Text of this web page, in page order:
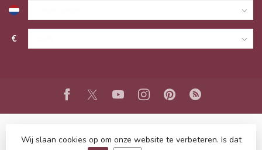
€
© Copyright 2026 www.lieffeling.nl- Powered byLightspeed-
Wij slaan cookies op om onze website te verbeteren. Is dat